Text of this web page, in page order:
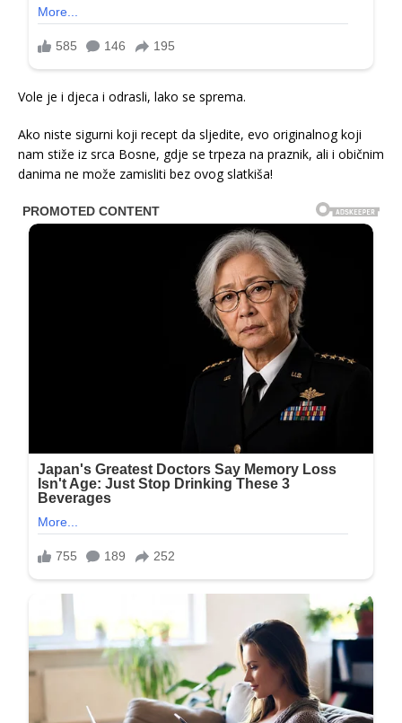
Vole je i djeca i odrasli, lako se sprema.
Ako niste sigurni koji recept da sljedite, evo originalnog koji
nam stiže iz srca Bosne, gdje se trpeza na praznik, ali i običnim
danima ne može zamisliti bez ovog slatkiša!